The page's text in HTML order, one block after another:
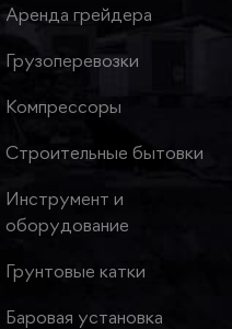
Аренда грейдера
Грузоперевозки
Компрессоры
Строительные бытовки
Инструмент и
оборудование
Грунтовые катки
Баровая установка